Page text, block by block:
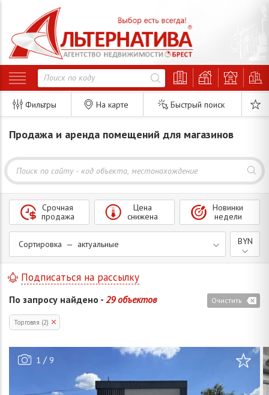
Фильтры На карте Быстрый поиск
Продажа и аренда помещений для магазинов
Сортировка — актуальные
Срочная
продажа
Цена
снижена
Новинки
недели
BYN
По запросу найдено - 29 объектов Очистить
Подписаться на рассылку
Торговля (2)
1 / 9